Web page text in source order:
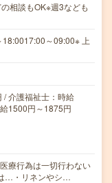
相談もOK※週3なども
18:0017:00～09:00※ 上
介護福祉士：時給
1500円～1875円
療行為は一切行わない
…・リネンやシ…